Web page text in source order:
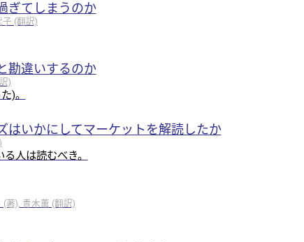
ぎてしまうのか
(翻訳)
勘違いするのか
)
)。
はいかにしてマーケットを解読したか
人は読むべき。
著), 青木薫 (翻訳)